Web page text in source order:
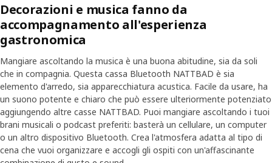
Decorazioni e musica fanno da
accompagnamento all'esperienza
gastronomica
Mangiare ascoltando la musica è una buona abitudine, sia da soli
che in compagnia. Questa cassa Bluetooth NATTBAD è sia
elemento d'arredo, sia apparecchiatura acustica. Facile da usare, ha
un suono potente e chiaro che può essere ulteriormente potenziato
aggiungendo altre casse NATTBAD. Puoi mangiare ascoltando i tuoi
brani musicali o podcast preferiti: basterà un cellulare, un computer
o un altro dispositivo Bluetooth. Crea l'atmosfera adatta al tipo di
cena che vuoi organizzare e accogli gli ospiti con un'affascinante